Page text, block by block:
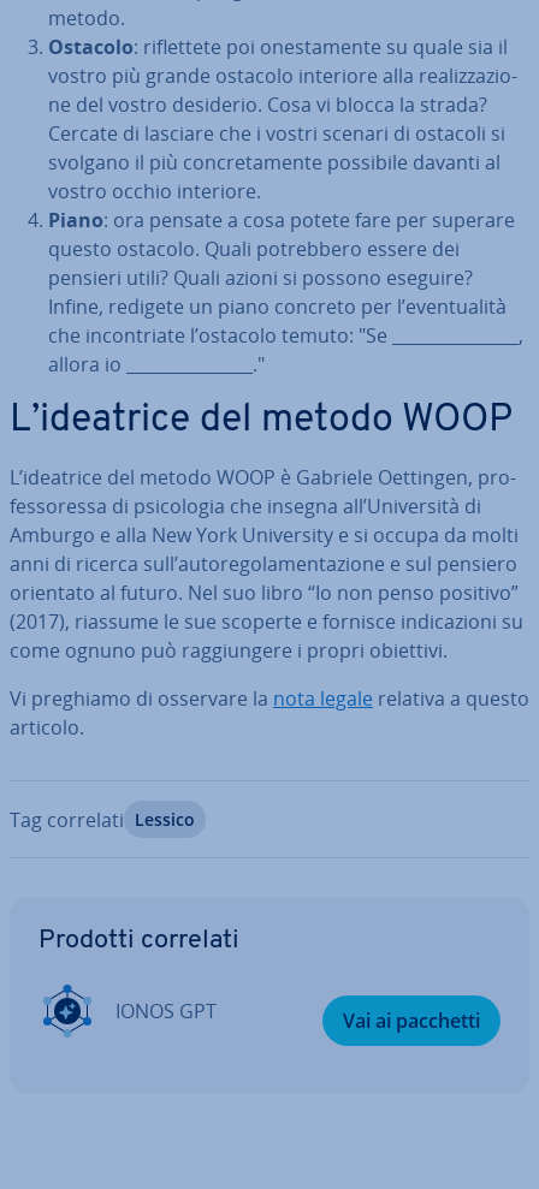
metodo.
Ostacolo: ri­flet­te­te poi one­sta­men­te su quale sia il
vostro più grande ostacolo interiore alla rea­liz­za­zio­
ne del vostro desiderio. Cosa vi blocca la strada?
Cercate di lasciare che i vostri scenari di ostacoli si
svolgano il più con­cre­ta­men­te possibile davanti al
vostro occhio interiore.
Piano: ora pensate a cosa potete fare per superare
questo ostacolo. Quali po­treb­be­ro essere dei
pensieri utili? Quali azioni si possono eseguire?
Infine, redigete un piano concreto per l’even­tua­li­tà
che in­con­tria­te l’ostacolo temuto: "Se _______________,
allora io _______________."
L’ideatrice del metodo WOOP
L’ideatrice del metodo WOOP è Gabriele Oettingen, pro­
fes­so­res­sa di psi­co­lo­gia che insegna all’Uni­ver­si­tà di
Amburgo e alla New York Uni­ver­si­ty e si occupa da molti
anni di ricerca sull’au­to­re­go­la­men­ta­zio­ne e sul pensiero
orientato al futuro. Nel suo libro “Io non penso positivo”
(2017), riassume le sue scoperte e fornisce in­di­ca­zio­ni su
come ognuno può rag­giun­ge­re i propri obiettivi.
Vi preghiamo di osservare la nota legale relativa a questo
articolo.
Tag correlati Lessico
Prodotti correlati
IONOS GPT Vai ai pacchetti